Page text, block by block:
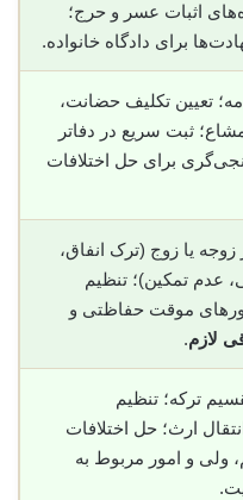
اثبات عسر و حرج؛
برای دادگاه خانواده.
تعیین تکلیف حضانت،
ثبت سریع در دفاتر
برای حل اختلافات
یا زوج (ترک انفاق،
عدم تمکین)؛ تنظیم
موقت حفاظتی و
لازم.
ترکه؛ تنظیم
ارث؛ حل اختلافات
ولی و امور مربوط به